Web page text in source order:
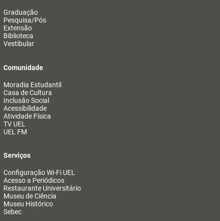
Graduação
Pesquisa/Pós
Extensão
Biblioteca
Vestibular
Comunidade
Moradia Estudantil
Casa de Cultura
Inclusão Social
Acessibilidade
Atividade Física
TV UEL
UEL FM
Serviços
Configuração Wi-Fi UEL
Acesso a Periódicos
Restaurante Universitário
Museu de Ciência
Museu Histórico
Sebec